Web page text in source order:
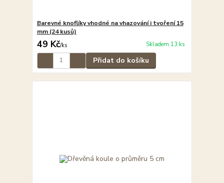
Barevné knoflíky vhodné na vhazování i tvoření 15
mm (24 kusů)
49 Kč/ks Skladem 13 ks
Přidat do košíku